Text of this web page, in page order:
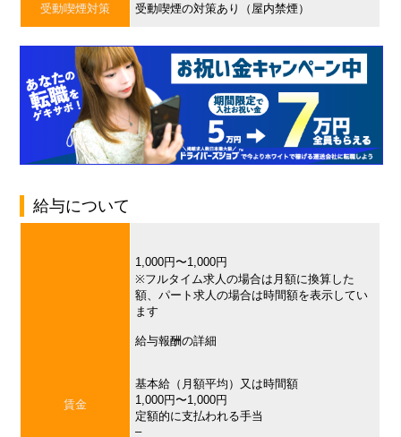
受動喫煙対策 受動喫煙の対策あり（屋内禁煙）
給与について
賃金
1,000円〜1,000円
※フルタイム求人の場合は月額に換算した
額、パート求人の場合は時間額を表示してい
ます
給与報酬の詳細
基本給（月額平均）又は時間額
1,000円〜1,000円
定額的に支払われる手当
–